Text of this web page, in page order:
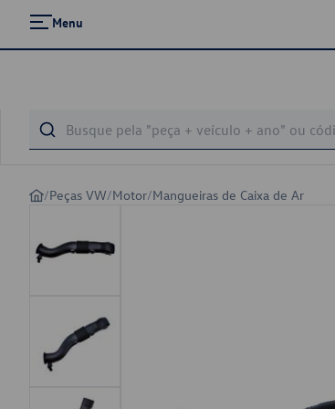
Menu
/Peças VW/Motor/Mangueiras de Caixa de Ar